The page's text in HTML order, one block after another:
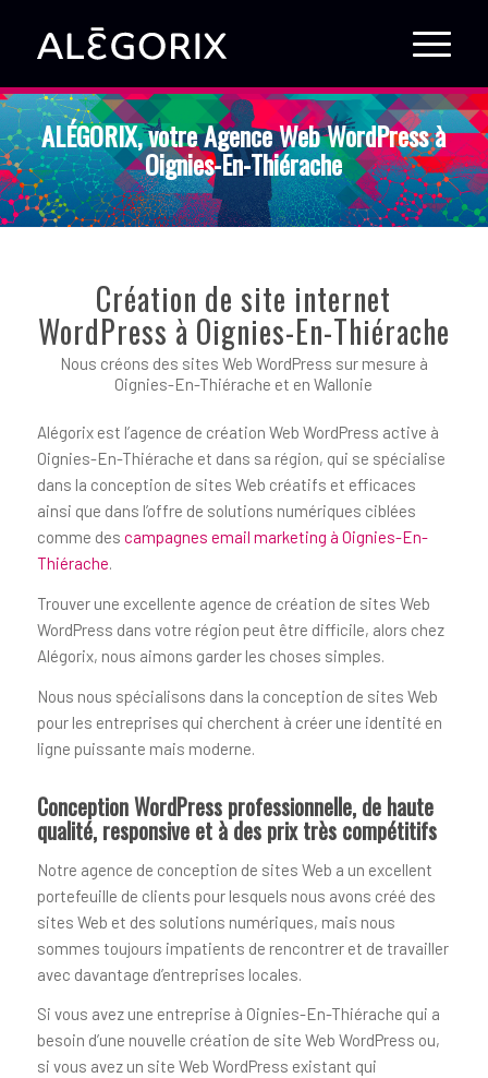
ALÉGORIX, votre Agence Web WordPress à
Oignies-En-Thiérache
Création de site internet
WordPress à Oignies-En-Thiérache
Nous créons des sites Web WordPress sur mesure à
Oignies-En-Thiérache et en Wallonie
Alégorix est l’agence de création Web WordPress active à
Oignies-En-Thiérache et dans sa région, qui se spécialise
dans la conception de sites Web créatifs et efficaces
ainsi que dans l’offre de solutions numériques ciblées
comme des campagnes email marketing à Oignies-En-
Thiérache.
Trouver une excellente agence de création de sites Web
WordPress dans votre région peut être difficile, alors chez
Alégorix, nous aimons garder les choses simples.
Nous nous spécialisons dans la conception de sites Web
pour les entreprises qui cherchent à créer une identité en
ligne puissante mais moderne.
Conception WordPress professionnelle, de haute
qualité, responsive et à des prix très compétitifs
Notre agence de conception de sites Web a un excellent
portefeuille de clients pour lesquels nous avons créé des
sites Web et des solutions numériques, mais nous
sommes toujours impatients de rencontrer et de travailler
avec davantage d’entreprises locales.
Si vous avez une entreprise à Oignies-En-Thiérache qui a
besoin d’une nouvelle création de site Web WordPress ou,
si vous avez un site Web WordPress existant qui